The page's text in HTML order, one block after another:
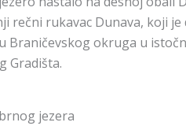
rečni rukavac Dunava, koji je
Braničevskog okruga u
Gradišta.
jezera